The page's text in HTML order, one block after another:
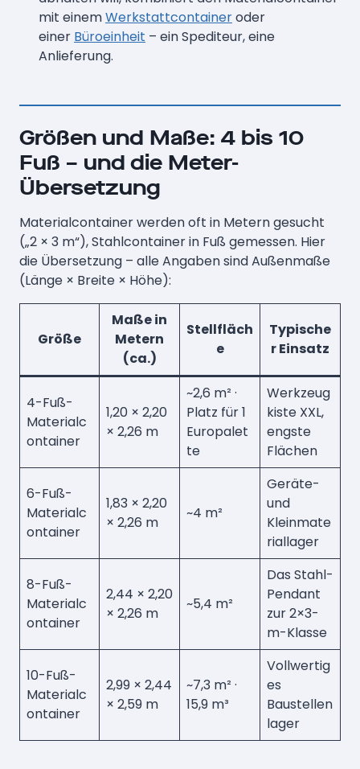
mit einemWerkstattcontaineroder
einer Büroeinheit – ein Spediteur, eine
Anlieferung.
Größen und Maße: 4 bis 10
Fuß – und die Meter-
Übersetzung
Materialcontainer werden oft in Metern gesucht
(„2 × 3 m“), Stahlcontainer in Fuß gemessen. Hier
die Übersetzung – alle Angaben sind Außenmaße
(Länge × Breite × Höhe):
Größe
Maße in
Metern
(ca.)
Stellfläch
e
Typische
r Einsatz
4-Fuß-
Materialc
ontainer
1,20 × 2,20
× 2,26 m
~2,6 m² ·
Platz für 1
Europalet
te
Werkzeug
kiste XXL,
engste
Flächen
6-Fuß-
Materialc
ontainer
1,83 × 2,20
× 2,26 m
~4 m²
Geräte-
und
Kleinmate
riallager
8-Fuß-
Materialc
ontainer
2,44 × 2,20
× 2,26 m
~5,4 m²
Das Stahl-
Pendant
zur 2×3-
m-Klasse
10-Fuß-
Materialc
ontainer
2,99 × 2,44
× 2,59 m
~7,3 m² ·
15,9 m³
Vollwertig
es
Baustellen
lager